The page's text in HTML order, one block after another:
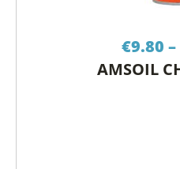
€9.80 –
AMSOIL